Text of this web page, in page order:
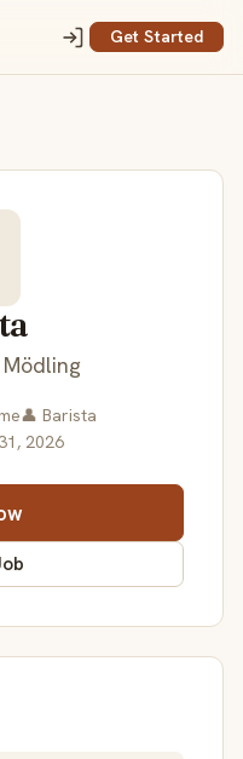
Get Started
👤 Barista
2026